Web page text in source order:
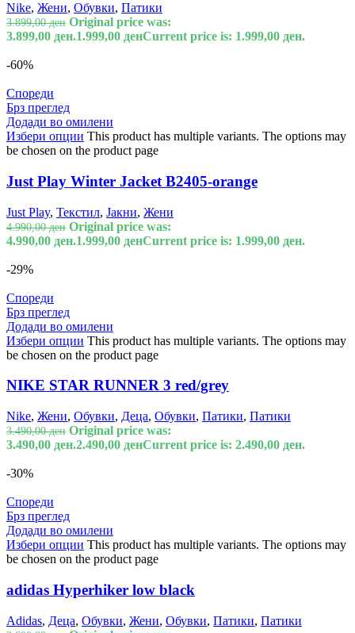
Nike, Жени, Обувки, Патики
3.899,00ден Original price was:
3.899,00 ден.1.999,00 денCurrent price is: 1.999,00 ден.
-60%
Спореди
Брз преглед
Додади во омилени
Избери опции This product has multiple variants. The options may
be chosen on the product page
Just Play Winter Jacket B2405-orange
Just Play, Текстил, Јакни, Жени
4.990,00ден Original price was:
4.990,00 ден.1.999,00 денCurrent price is: 1.999,00 ден.
-29%
Спореди
Брз преглед
Додади во омилени
Избери опции This product has multiple variants. The options may
be chosen on the product page
NIKE STAR RUNNER 3 red/grey
Nike, Жени, Обувки, Деца, Обувки, Патики, Патики
3.490,00ден Original price was:
3.490,00 ден.2.490,00 денCurrent price is: 2.490,00 ден.
-30%
Спореди
Брз преглед
Додади во омилени
Избери опции This product has multiple variants. The options may
be chosen on the product page
adidas Hyperhiker low black
Adidas, Деца, Обувки, Жени, Обувки, Патики, Патики